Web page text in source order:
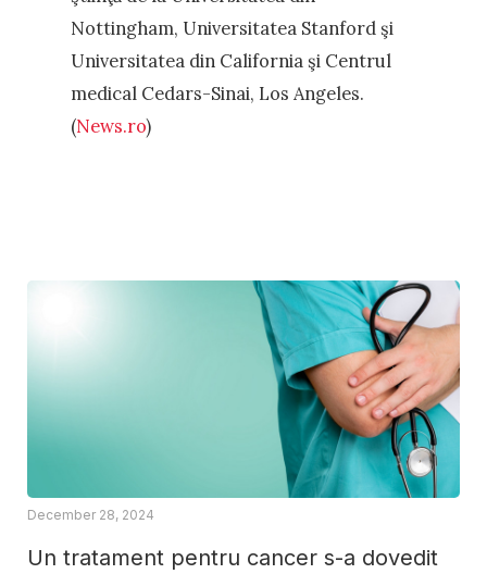
Nottingham, Universitatea Stanford şi
Universitatea din California şi Centrul
medical Cedars-Sinai, Los Angeles.
(News.ro)
Un tratament pentru cancer s-a dovedit
December 28, 2024